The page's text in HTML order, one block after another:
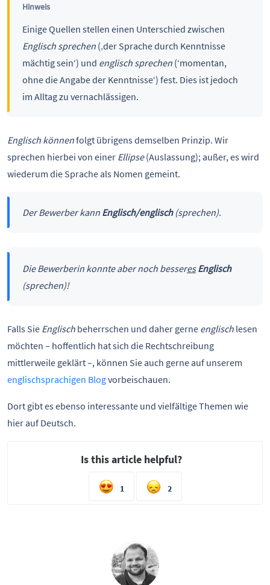
Hinweis
Einige Quellen stellen einen Unterschied zwischen
Englisch sprechen(‚der Sprache durch Kenntnisse
mächtig sein‘) und englisch sprechen(‘momentan,
ohne die Angabe der Kenntnisse‘) fest. Dies ist jedoch
im Alltag zu vernachlässigen.
Englisch könnenfolgt übrigens demselben Prinzip. Wir
sprechen hierbei von einer Ellipse(Auslassung); außer, es wird
wiederum die Sprache als Nomen gemeint.
Der Bewerber kann Englisch/englisch(sprechen).
Die Bewerberin konnte aber noch besseres Englisch
(sprechen)!
Falls Sie Englisch beherrschen und daher gerne englisch lesen
möchten – hoffentlich hat sich die Rechtschreibung
mittlerweile geklärt –, können Sie auch gerne auf unserem
englischsprachigen Blogvorbeischauen.
Dort gibt es ebenso interessante und vielfältige Themen wie
hier auf Deutsch.
Is this article helpful?
1 2